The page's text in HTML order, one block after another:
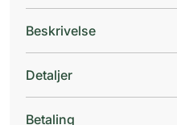
Beskrivelse
Detaljer
Betaling